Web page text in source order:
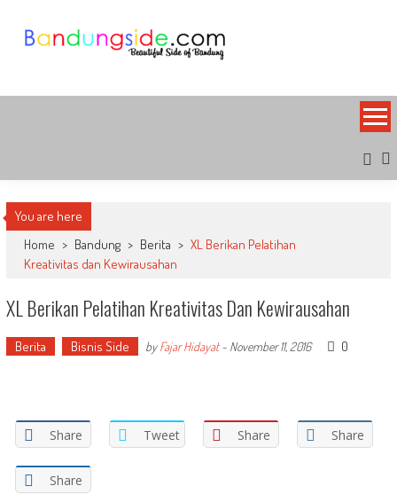
content
You are here
Home > Bandung > Berita > XL Berikan Pelatihan
Kreativitas dan Kewirausahan
XL Berikan Pelatihan Kreativitas Dan Kewirausahan
Berita Bisnis Side byFajar Hidayat- November 11, 2016 0
Share Tweet Share Share
Share